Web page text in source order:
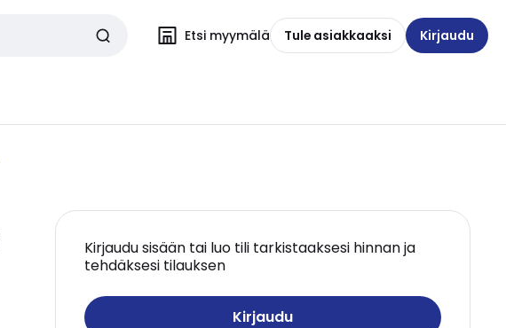
Etsi myymälä Tule asiakkaaksi Kirjaudu
Kirjaudu sisään tai luo tili tarkistaaksesi hinnan ja
tehdäksesi tilauksen
Kirjaudu